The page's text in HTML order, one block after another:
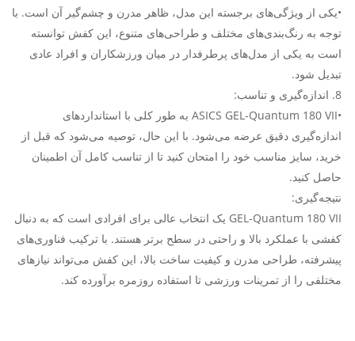
•یکی از ویژگی‌های برجسته این مدل، ظاهر مدرن و چشم‌گیر آن است. با
توجه به رنگ‌بندی‌های مختلف و طراحی‌های متنوع، این کفش توانسته
است به یکی از مدل‌های پرطرفدار در میان ورزشکاران و افراد عادی
تبدیل شود.
8. اندازه‌گیری و تناسب:
•ASICS GEL-Quantum 180 VII به طور کلی با استانداردهای
اندازه‌گیری دقیق عرضه می‌شود. با این حال، توصیه می‌شود که قبل از
خرید، سایز مناسب خود را امتحان کنید تا از تناسب کامل آن اطمینان
حاصل کنید.
نتیجه‌گیری:
GEL-Quantum 180 VII یک انتخاب عالی برای افرادی است که به دنبال
کفشی با عملکرد بالا و راحتی در سطح برتر هستند. با ترکیب فناوری‌های
پیشرفته، طراحی مدرن و کیفیت ساخت بالا، این کفش می‌تواند نیازهای
مختلفی را از تمرینات ورزشی تا استفاده روزمره برآورده کند.